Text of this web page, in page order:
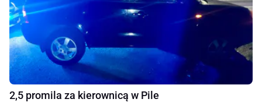
2,5 promila za kierownicą w Pile